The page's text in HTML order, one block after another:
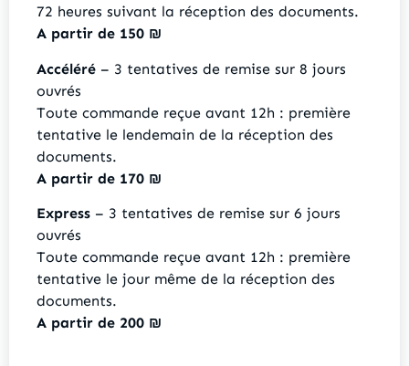
72 heures suivant la réception des documents.
A partir de 150 ₪
Accéléré – 3 tentatives de remise sur 8 jours
ouvrés
Toute commande reçue avant 12h : première
tentative le lendemain de la réception des
documents.
A partir de 170 ₪
Express – 3 tentatives de remise sur 6 jours
ouvrés
Toute commande reçue avant 12h : première
tentative le jour même de la réception des
documents.
A partir de 200 ₪